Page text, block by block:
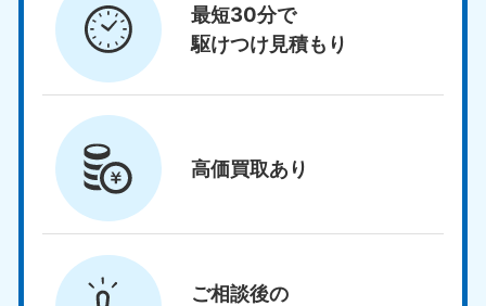
最短30分で
駆けつけ見積もり
高価買取あり
ご相談後の